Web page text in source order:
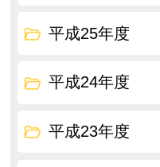
平成25年度
平成24年度
平成23年度